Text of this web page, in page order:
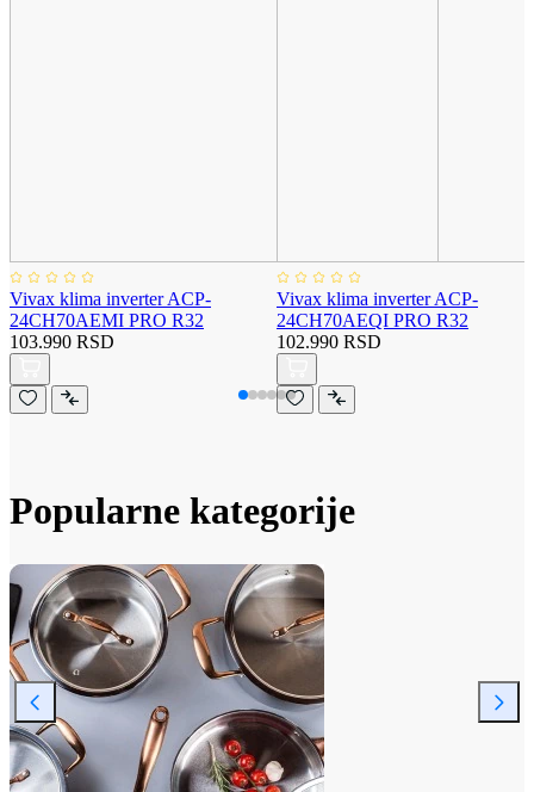
Vivax klima inverter ACP-
24CH70AEMI PRO R32
103.990 RSD
Vivax klima inverter ACP-
24CH70AEQI PRO R32
102.990 RSD
Popularne kategorije